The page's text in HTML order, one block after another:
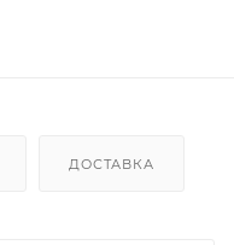
ДОСТАВКА